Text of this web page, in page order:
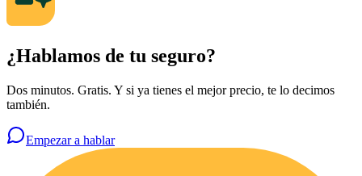
¿Hablamos de tu seguro?
Dos minutos. Gratis. Y si ya tienes el mejor precio, te lo decimos
también.
Empezar a hablar